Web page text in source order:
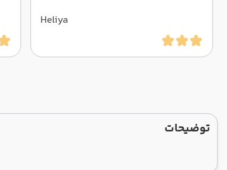
Heliya
توضیحات